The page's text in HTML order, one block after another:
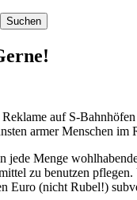
auf S-
armer Menschen im
Menge
zu benutzen
Euro (nicht Rubel!)